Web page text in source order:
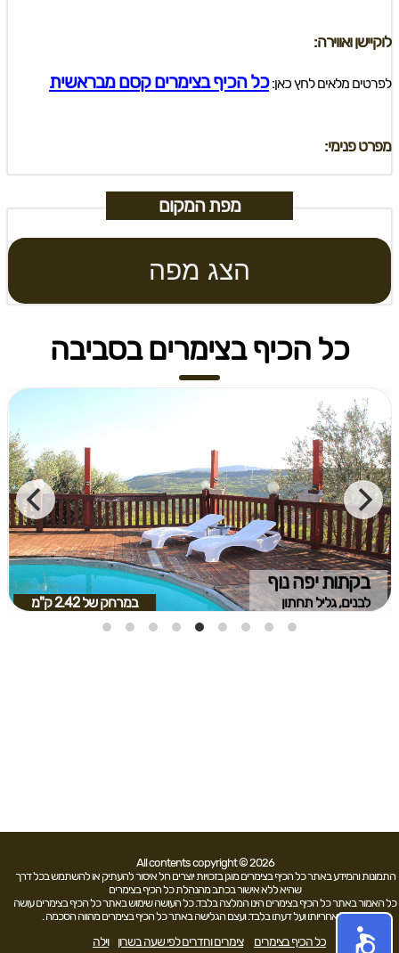
לוקיישן ואווירה:
לפרטים מלאים לחץ כאן:כל הכיף בצימרים קסם מבראשית
מפרט פנימי:
מפת המקום
הצג מפה
כל הכיף בצימרים בסביבה
בקתות יפה נוף
לבנים, גליל תחתון במרחק של 2.42 ק"מ
All contents copyright © 2026
התמונות והמידע באתר כל הכיף בצימרים מוגן בזכויות יוצרים חל איסור להעתיק או להשתמש בכל דרך
שהיא ללא אישור בכתב מהנהלת כל הכיף בצימרים
כל האמור באתר כל הכיף בצימרים הינו המלצה בלבד. כל העושה שימוש באתר כל הכיף בצימרים עושה
זאת על אחריותו ועל דעתו בלבד. ועצם הגלישה באתר כל הכיף בצימרים מהווה הסכמה .
כל הכיף בצימרים צימרים וחדרים לפי שעה בשרון וילה